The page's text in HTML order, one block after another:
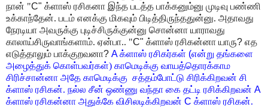
நான் "C" க்ளாஸ் ரசிகனா இந்த படத்த பாக்கனும்னு முடிவு பண்ணி
உக்காந்தேன். படம் எனக்கு மிகவும் பிடித்திருந்ததுன்னு. அதாவது
நேரடியா அவருக்கு புடிச்சிருக்குன்னு சொன்னா யாராவது
காலாய்சிருவாங்களாம். ஏன்பா.. "C" க்ளாஸ் ரசிகன்னா யாரு? எத
எடுத்தாலும் பாக்குறவனா? Aக்ளாஸ் ரசிகர்கள் (என்று தங்களை
அழைத்துக் கொள்பவர்கள்) காமெடிக்கு வாயத்தொரக்காம
சிரிச்சான்னா அதே காமெடிக்கு சத்தம்போட்டு சிரிக்கிறவன் சி
க்ளாஸ் ரசிகன். நல்ல சீன் ஒண்ணு வந்தா கை தட்டி ரசிக்கிறவன் A
க்ளாஸ் ரசிகன்னா அதுக்கே விசிலடிக்கிறவன் C க்ளாஸ் ரசிகன்.